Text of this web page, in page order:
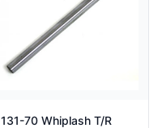
131-70 Whiplash T/R